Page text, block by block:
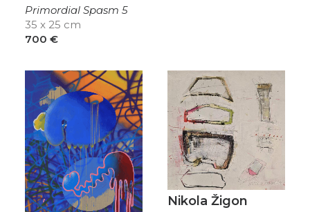
Primordial Spasm 5
35 x 25 cm
700 €
Nikola Žigon